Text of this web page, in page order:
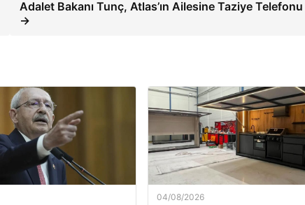
Adalet Bakanı Tunç, Atlas’ın Ailesine Taziye Telefonu
→
04/08/2026